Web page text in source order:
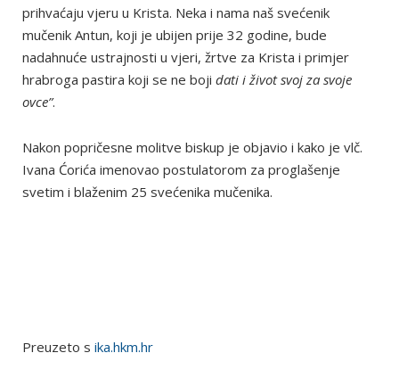
prihvaćaju vjeru u Krista. Neka i nama naš svećenik
mučenik Antun, koji je ubijen prije 32 godine, bude
nadahnuće ustrajnosti u vjeri, žrtve za Krista i primjer
hrabroga pastira koji se ne boji dati i život svoj za svoje
ovce”.
Nakon popričesne molitve biskup je objavio i kako je vlč.
Ivana Ćorića imenovao postulatorom za proglašenje
svetim i blaženim 25 svećenika mučenika.
Preuzeto s ika.hkm.hr